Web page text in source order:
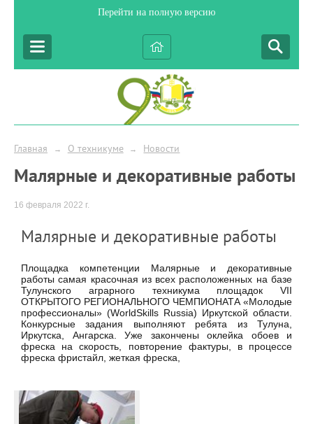
Перейти на полную версию
Главная → О техникуме → Новости
Малярные и декоративные работы
16 февраля 2022 г.
Малярные и декоративные работы
Площадка компетенции Малярные и декоративные
работы самая красочная из всех расположенных на базе
Тулунского аграрного техникума площадок VII
ОТКРЫТОГО РЕГИОНАЛЬНОГО ЧЕМПИОНАТА «Молодые
профессионалы» (WorldSkills Russia) Иркутской области.
Конкурсные задания выполняют ребята из Тулуна,
Иркутска, Ангарска. Уже закончены оклейка обоев и
фреска на скорость, повторение фактуры, в процессе
фреска фристайл, жеткая фреска,